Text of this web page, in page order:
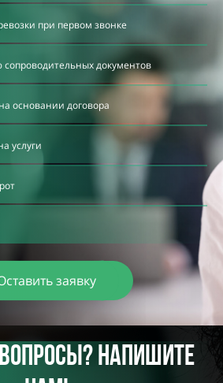
при первом звонке
документов
основании договора
услуги
заявку
Напишите